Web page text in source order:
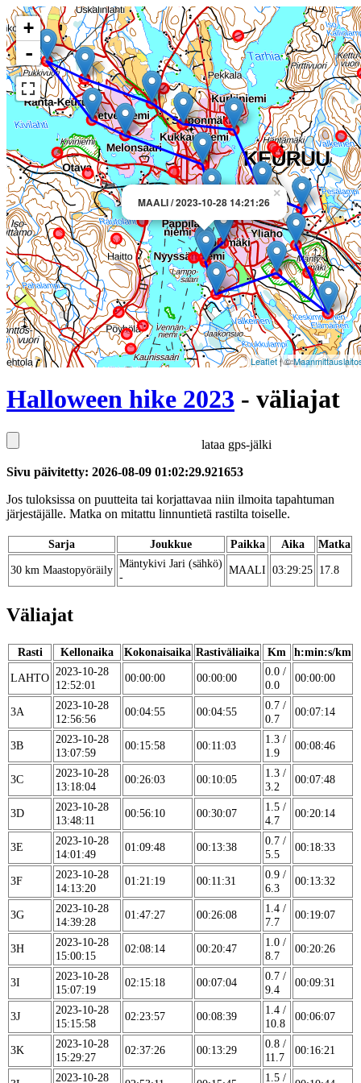
×
MAALI / 2023-10-28 14:21:26
+
-
Leaflet| ©
Halloween hike 2023 - väliajat
lataa gps-jälki
Sivu päivitetty: 2026-08-09 01:02:29.921653
Jos tuloksissa on puutteita tai korjattavaa niin ilmoita tapahtuman
järjestäjälle. Matka on mitattu linnuntietä rastilta toiselle.
Sarja Joukkue Paikka Aika
Matka
30 km Maastopyöräily Mäntykivi Jari (sähkö)
-
MAALI 03:29:25 17.8
Väliajat
Rasti Kellonaika Kokonaisaika Rastiväliaika Km
h:min:s/km
LAHTO 2023-10-28
12:52:01
00:00:00 00:00:00
0.0 /
0.0
00:00:00
3A
2023-10-28
12:56:56
00:04:55 00:04:55
0.7 /
0.7
00:07:14
3B
2023-10-28
13:07:59
00:15:58 00:11:03
1.3 /
1.9
00:08:46
3C
2023-10-28
13:18:04
00:26:03 00:10:05
1.3 /
3.2
00:07:48
3D
2023-10-28
13:48:11
00:56:10 00:30:07
1.5 /
4.7
00:20:14
3E
2023-10-28
14:01:49
01:09:48 00:13:38
0.7 /
5.5
00:18:33
3F
2023-10-28
14:13:20
01:21:19 00:11:31
0.9 /
6.3
00:13:32
3G
2023-10-28
14:39:28
01:47:27 00:26:08
1.4 /
7.7
00:19:07
3H
2023-10-28
15:00:15
02:08:14 00:20:47
1.0 /
8.7
00:20:26
3I
2023-10-28
15:07:19
02:15:18 00:07:04
0.7 /
9.4
00:09:31
3J
2023-10-28
15:15:58
02:23:57 00:08:39
1.4 /
10.8
00:06:07
3K
2023-10-28
15:29:27
02:37:26 00:13:29
0.8 /
11.7
00:16:21
2023-10-28 1.5 /